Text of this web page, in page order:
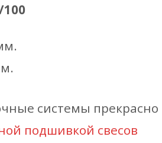
системы прекрасно
подшивкой свесов